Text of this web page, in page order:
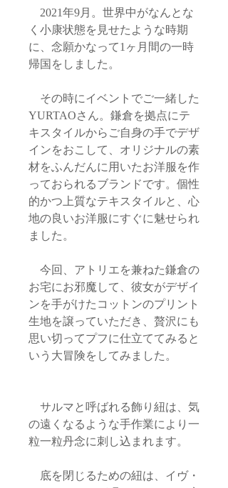
2021年9月。世界中がなんとな
く小康状態を見せたような時期
に、念願かなって1ヶ月間の一時
帰国をしました。
その時にイベントでご一緒した
YURTAOさん。鎌倉を拠点にテ
キスタイルからご自身の手でデザ
インをおこして、オリジナルの素
材をふんだんに用いたお洋服を作
っておられるブランドです。個性
的かつ上質なテキスタイルと、心
地の良いお洋服にすぐに魅せられ
ました。
今回、アトリエを兼ねた鎌倉の
お宅にお邪魔して、彼女がデザイ
ンを手がけたコットンのプリント
生地を譲っていただき、贅沢にも
思い切ってプフに仕立ててみると
いう大冒険をしてみました。
サルマと呼ばれる飾り紐は、気
の遠くなるような手作業により一
粒一粒丹念に刺し込まれます。
底を閉じるための紐は、イヴ・